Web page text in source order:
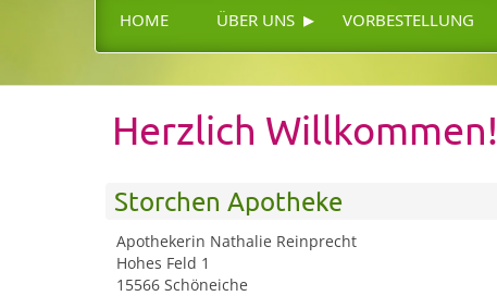
HOME ÜBER UNS ▸ VORBESTELLUNG
Herzlich Willkommen!
Storchen Apotheke
Apothekerin Nathalie Reinprecht
Hohes Feld 1
15566 Schöneiche